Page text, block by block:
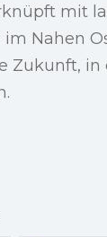
mit
Nahen
Zukunft,